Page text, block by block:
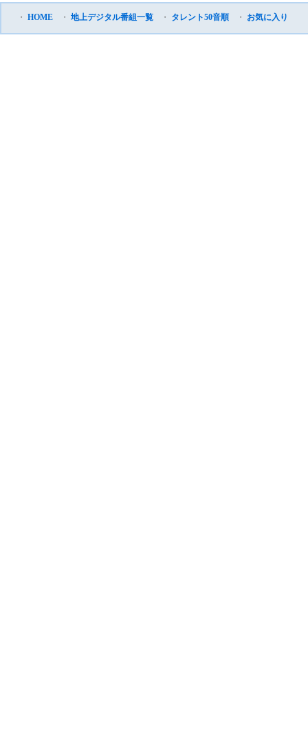
・ HOME ・ 地上デジタル番組一覧 ・ タレント50音順 ・ お気に入り